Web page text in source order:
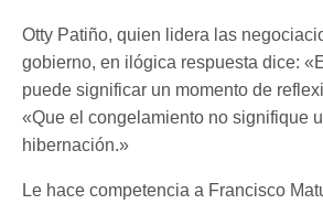
Otty Patiño, quien lidera las
gobierno, en ilógica respuesta dice:
puede significar un momento de
«Que el congelamiento no signifique
hibernación.»
Le hace competencia a Francisco